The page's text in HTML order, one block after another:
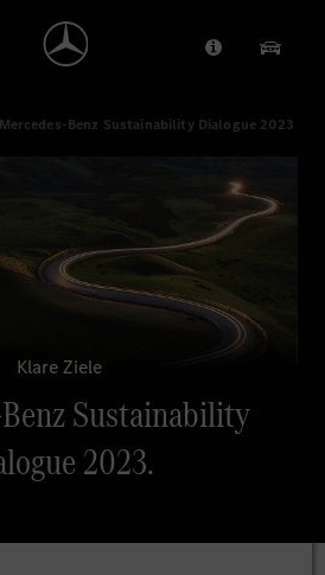
Anbieter/
Mercedes-Benz Sustainability Dialogue 2023
Klare Ziele
Sustainability
2023.